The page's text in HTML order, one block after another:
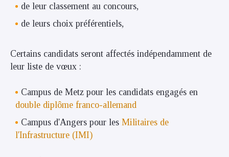
de leur classement au concours,
de leurs choix préférentiels,
Certains candidats seront affectés indépendamment de
leur liste de vœux :
Campus de Metz pour les candidats engagés en
double diplôme franco-allemand
Campus d'Angers pour les Militaires de
l'Infrastructure (IMI)